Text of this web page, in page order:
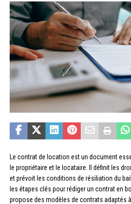
Le contrat de location est un document
le propriétaire et le locataire. Il définit les
et prévoit les conditions de résiliation du
les étapes clés pour rédiger un contrat en
propose des modèles de contrats adaptés